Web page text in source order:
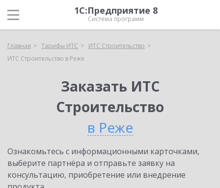
1С:Предприятие 8
Система программ
Главная Тарифы ИТС
ИТС Строительство
ИТС Строительство в Реже
Заказать ИТС
Строительство
в Реже
Ознакомьтесь с информационными карточками,
выберите партнёра и отправьте заявку на
консультацию, приобретение или внедрение